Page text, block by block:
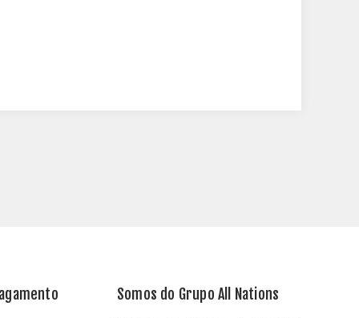
Somos do Grupo All Nations